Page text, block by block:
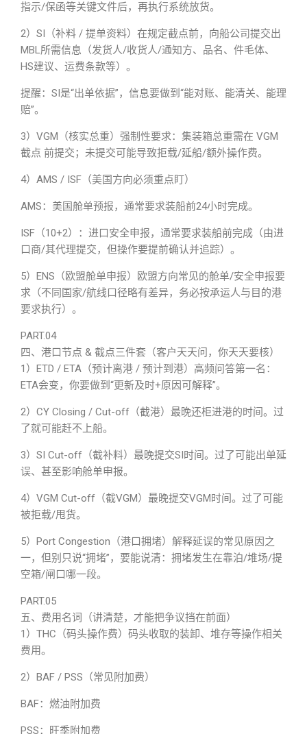
指示/保函等关键文件后，再执行系统放货。
2）SI（补料 / 提单资料）在规定截点前，向船公司提交出
MBL所需信息（发货人/收货人/通知方、品名、件毛体、
HS建议、运费条款等）。
提醒：SI是“出单依据”，信息要做到“能对账、能清关、能理
赔”。
3）VGM（核实总重）强制性要求：集装箱总重需在 VGM
截点 前提交；未提交可能导致拒载/延船/额外操作费。
4）AMS / ISF（美国方向必须重点盯）
AMS：美国舱单预报，通常要求装船前24小时完成。
ISF（10+2）：进口安全申报，通常要求装船前完成（由进
口商/其代理提交，但操作要提前确认并追踪）。
5）ENS（欧盟舱单申报）欧盟方向常见的舱单/安全申报要
求（不同国家/航线口径略有差异，务必按承运人与目的港
要求执行）。
PART.04
四、港口节点 & 截点三件套（客户天天问，你天天要核）
1）ETD / ETA（预计离港 / 预计到港）高频问答第一名：
ETA会变，你要做到“更新及时+原因可解释”。
2）CY Closing / Cut-off（截港）最晚还柜进港的时间。过
了就可能赶不上船。
3）SI Cut-off（截补料）最晚提交SI时间。过了可能出单延
误、甚至影响舱单申报。
4）VGM Cut-off（截VGM）最晚提交VGM时间。过了可能
被拒载/甩货。
5）Port Congestion（港口拥堵）解释延误的常见原因之
一，但别只说“拥堵”，要能说清：拥堵发生在靠泊/堆场/提
空箱/闸口哪一段。
PART.05
五、费用名词（讲清楚，才能把争议挡在前面）
1）THC（码头操作费）码头收取的装卸、堆存等操作相关
费用。
2）BAF / PSS（常见附加费）
BAF：燃油附加费
PSS：旺季附加费